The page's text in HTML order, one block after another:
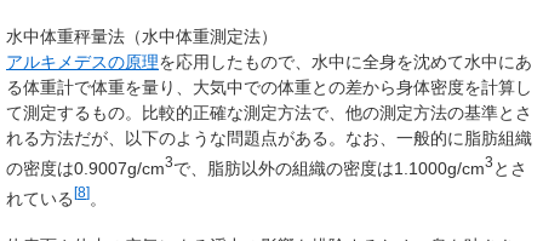
水中体重秤量法（水中体重測定法）
アルキメデスの原理を応用したもので、水中に全身を沈めて水中にあ
る体重計で体重を量り、大気中での体重との差から身体密度を計算し
て測定するもの。比較的正確な測定方法で、他の測定方法の基準とさ
れる方法だが、以下のような問題点がある。なお、一般的に脂肪組織
の密度は0.9007g/cm3で、脂肪以外の組織の密度は1.1000g/cm3 とさ
れている[8]。